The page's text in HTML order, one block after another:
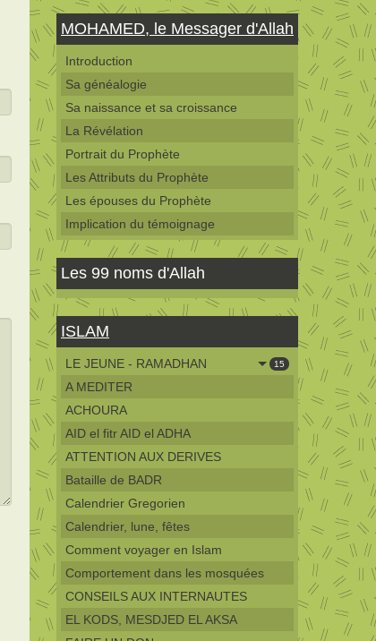
MOHAMED, le Messager d'Allah
Introduction
Sa généalogie
Sa naissance et sa croissance
La Révélation
Portrait du Prophète
Les Attributs du Prophète
Les épouses du Prophète
Implication du témoignage
Les 99 noms d'Allah
ISLAM
LE JEUNE - RAMADHAN 15
A MEDITER
ACHOURA
AID el fitr AID el ADHA
ATTENTION AUX DERIVES
Bataille de BADR
Calendrier Gregorien
Calendrier, lune, fêtes
Comment voyager en Islam
Comportement dans les mosquées
CONSEILS AUX INTERNAUTES
EL KODS, MESDJED EL AKSA